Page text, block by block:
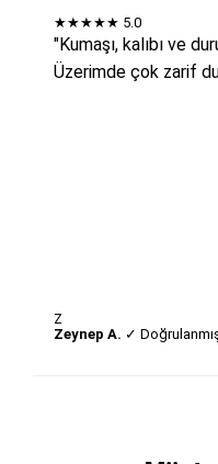
★★★★★ 5.0
"Kumaşı, kalıbı ve
Üzerimde çok zarif
Z
Zeynep A. ✓